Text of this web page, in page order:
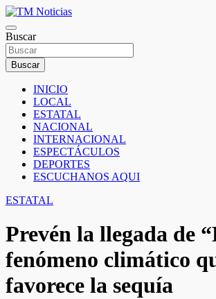
Saltar
al
contenido
TM Noticias
TM Noticias
Buscar
Buscar
INICIO
LOCAL
ESTATAL
NACIONAL
INTERNACIONAL
ESPECTÁCULOS
DEPORTES
ESCUCHANOS AQUI
ESTATAL
Prevén la llegada de
fenómeno climático
favorece la sequía